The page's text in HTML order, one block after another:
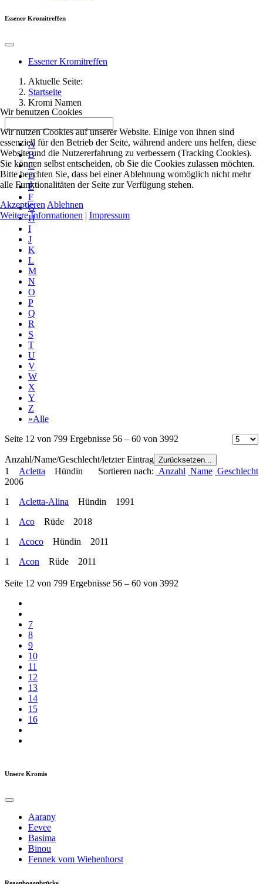
Essener Kromitreffen
Essener Kromitreffen
Aktuelle Seite:
Startseite
Kromi Namen
A
B
C
D
E
F
G
H
I
J
K
L
M
N
O
P
Q
R
S
T
U
V
W
X
Y
Z
»Alle
Seite 12 von 799 Ergebnisse 56 – 60 von 3992
Anzahl/Name/Geschlecht/letzter Eintrag
Sortieren nach: Anzahl Name Geschlecht
Zurücksetzen...
1 Acletta Hündin
2006
1 Acletta-Alina Hündin 1991
1 Aco Rüde 2018
1 Acoco Hündin 2011
1 Acon Rüde 2011
Seite 12 von 799 Ergebnisse 56 – 60 von 3992
7
8
9
10
11
12
13
14
15
16
Unsere Kromis
Aarany
Eevee
Basima
Binou
Fennek vom Wiehenhorst
Regenbogenbrücke
Wir benutzen Cookies
Wir nutzen Cookies auf unserer Website. Einige von ihnen sind
essenziell für den Betrieb der Seite, während andere uns helfen, diese
Website und die Nutzererfahrung zu verbessern (Tracking Cookies).
Sie können selbst entscheiden, ob Sie die Cookies zulassen möchten.
Bitte beachten Sie, dass bei einer Ablehnung womöglich nicht mehr
alle Funktionalitäten der Seite zur Verfügung stehen.
Akzeptieren Ablehnen
Weitere Informationen | Impressum